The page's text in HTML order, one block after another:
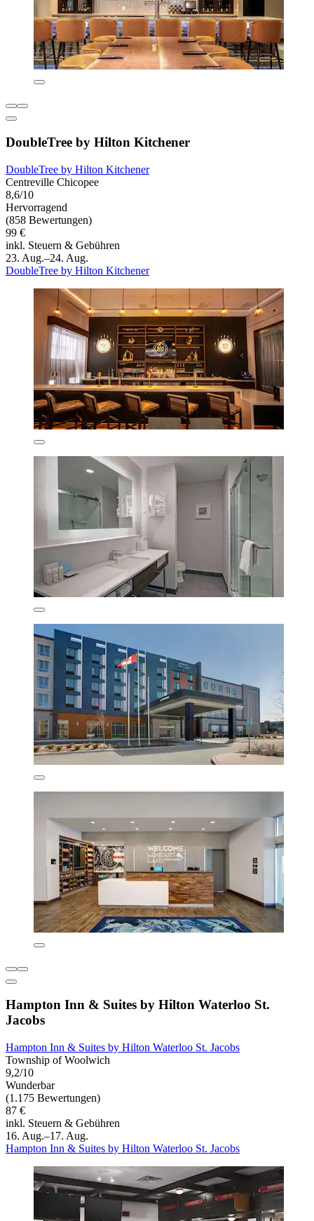
DoubleTree by Hilton Kitchener
DoubleTree by Hilton Kitchener
Centreville Chicopee
8,6/10
Hervorragend
(858 Bewertungen)
99 €
inkl. Steuern & Gebühren
23. Aug.–24. Aug.
DoubleTree by Hilton Kitchener
Hampton Inn & Suites by Hilton Waterloo St.
Jacobs
Hampton Inn & Suites by Hilton Waterloo St. Jacobs
Township of Woolwich
9,2/10
Wunderbar
(1.175 Bewertungen)
87 €
inkl. Steuern & Gebühren
16. Aug.–17. Aug.
Hampton Inn & Suites by Hilton Waterloo St. Jacobs